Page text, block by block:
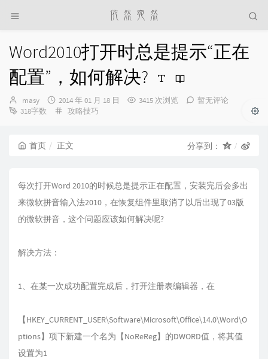
Word2010打开时总是提示“正在
配置”，如何解决?
博
主：
masy
发
布
2014 年 01 月 18 日 3415 次浏览
暂无评论
318字数
分
攻略技巧
首页 正文 分享到：
每次打开Word 2010的时候总是提示正在配置，安装完后会多出
来微软拼音输入法2010，在恢复组件里取消了以后出现了03版
的微软拼音，这个问题应该如何解决呢?
解决方法：
1、在某一次成功配置完成后，打开注册表编辑器，在
【HKEY_CURRENT_USER\Software\Microsoft\Office\14.0\Word\O
ptions】项下新建一个名为【NoReReg】的DWORD值，将其值
设置为1